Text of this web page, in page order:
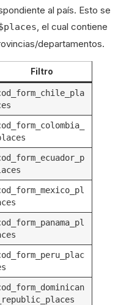
al país. Esto se
, el cual contiene
departamentos.
Filtro
_republic_places